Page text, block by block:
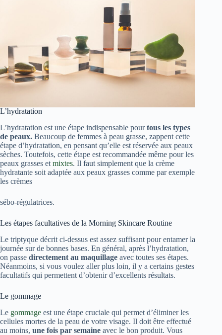
L’hydratation
L’hydratation est une étape indispensable pourtous les types
de peaux. Beaucoup de femmes à peau grasse, zappent cette
étape d’hydratation, en pensant qu’elle est réservée aux peaux
sèches. Toutefois, cette étape est recommandée même pour les
peaux grasses et mixtes. Il faut simplement que la crème
hydratante soit adaptée aux peaux grasses comme par exemple
les crèmes
sébo-régulatrices.
Les étapes facultatives de la Morning Skincare Routine
Le triptyque décrit ci-dessus est assez suffisant pour entamer la
journée sur de bonnes bases. En général, après l’hydratation,
on passe directement au maquillage avec toutes ses étapes.
Néanmoins, si vous voulez aller plus loin, il y a certains gestes
facultatifs qui permettent d’obtenir d’excellents résultats.
Le gommage
Le gommage est une étape cruciale qui permet d’éliminer les
cellules mortes de la peau de votre visage. Il doit être effectué
au moins, une fois par semaine avec le bon produit. Vous